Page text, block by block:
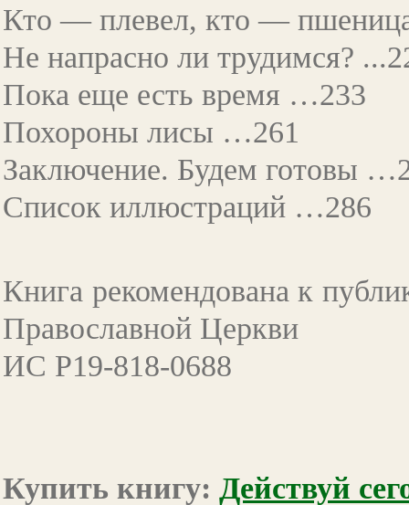
Кто — плевел, кто —
Не напрасно ли трудимся?
Пока еще есть время …233
Похороны лисы …261
Заключение. Будем готовы
Список иллюстраций …286
Книга рекомендована к
Православной Церкви
ИС Р19-818-0688
Купить книгу: Действуй